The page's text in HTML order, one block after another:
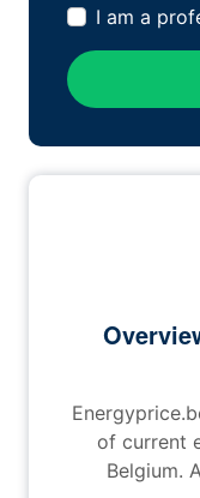
I am a
of current
Belgium.